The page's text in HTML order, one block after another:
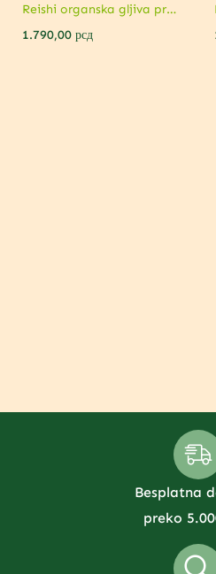
Reishi organska gljiva prah – Podrška imunitetu i regulaciji šećera
1.790,00 рсд
Besplatna
preko